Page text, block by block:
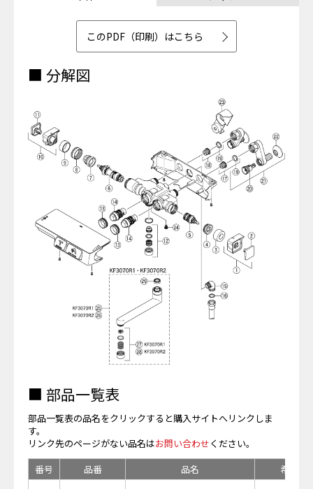
このPDF（印刷）はこちら
■ 分解図
■ 部品一覧表
部品一覧表の品名をクリックすると購入サイトへリンクしま
す。
リンク先のページがない品名はお問い合わせください。
番号
品番 品名 希望小